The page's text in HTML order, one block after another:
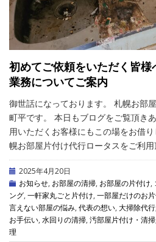
初めてご依頼をいただく皆
業務についてご案内
御世話になっております。 札幌お部
町平です。 本日もブログをご覧頂き
用いただくお客様にもこの場をお借
幌お部屋片付け代行ロータスをご利
2025年4月20日
お知らせ, お部屋の清掃, お部屋の片付け,
ング, 一軒家丸ごと片付け, 一部屋だけのお
言えない部屋の悩み, 代表の想い, 大掃除代行
お手伝い, 水回りの清掃, 汚部屋片付け・清掃
理